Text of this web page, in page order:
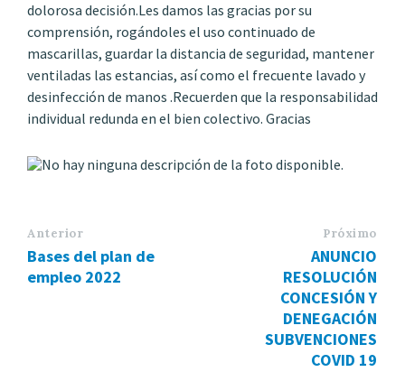
dolorosa decisión.Les damos las gracias por su
comprensión, rogándoles el uso continuado de
mascarillas, guardar la distancia de seguridad, mantener
ventiladas las estancias, así como el frecuente lavado y
desinfección de manos .Recuerden que la responsabilidad
individual redunda en el bien colectivo. Gracias
Anterior
Bases del plan de
empleo 2022
Próximo
ANUNCIO
RESOLUCIÓN
CONCESIÓN Y
DENEGACIÓN
SUBVENCIONES
COVID 19